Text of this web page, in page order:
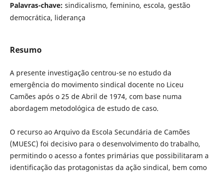
Palavras-chave: sindicalismo, feminino, escola, gestão
democrática, liderança
Resumo
A presente investigação centrou-se no estudo da
emergência do movimento sindical docente no Liceu
Camões após o 25 de Abril de 1974, com base numa
abordagem metodológica de estudo de caso.
O recurso ao Arquivo da Escola Secundária de Camões
(MUESC) foi decisivo para o desenvolvimento do trabalho,
permitindo o acesso a fontes primárias que possibilitaram a
identificação das protagonistas da ação sindical, bem como